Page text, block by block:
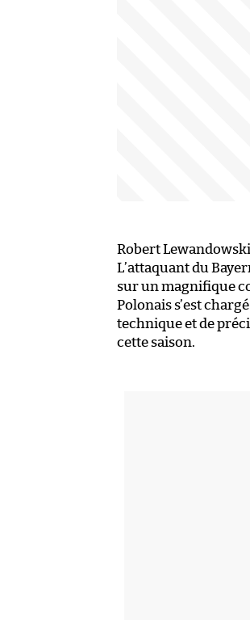
Robert
L’attaquant du
sur un magnifique
Polonais s’est
technique et de
cette saison.